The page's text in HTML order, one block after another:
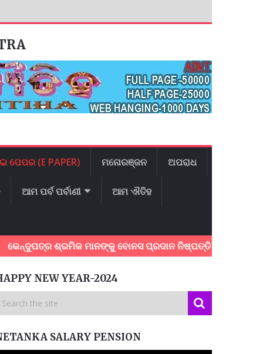
ଇ ପେପର (E PAPER) ମନୋରଞ୍ଜନ ଅପରାଧ
ଆମ ପର୍ବ ପର୍ବାଣୀ ଆମ ଐତିହ
ଶ୍ରମିକ ମାନଙ୍କୁ ବୋନସ ପ୍ରଦାନ ନିଷ୍ପତ୍ତି ଦେଇଥିବାରୁ
NEW YEAR-2024
SALARY PENSION